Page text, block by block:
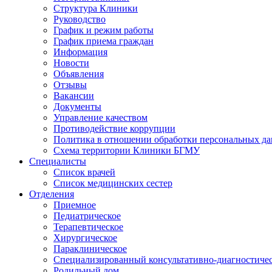
Структура Клиники
Руководство
График и режим работы
График приема граждан
Информация
Новости
Объявления
Отзывы
Вакансии
Документы
Управление качеством
Противодействие коррупции
Политика в отношении обработки персональных
Схема территории Клиники БГМУ
Специалисты
Список врачей
Список медицинских сестер
Отделения
Приемное
Педиатрическое
Терапевтическое
Хирургическое
Параклиническое
Специализированный консультативно-